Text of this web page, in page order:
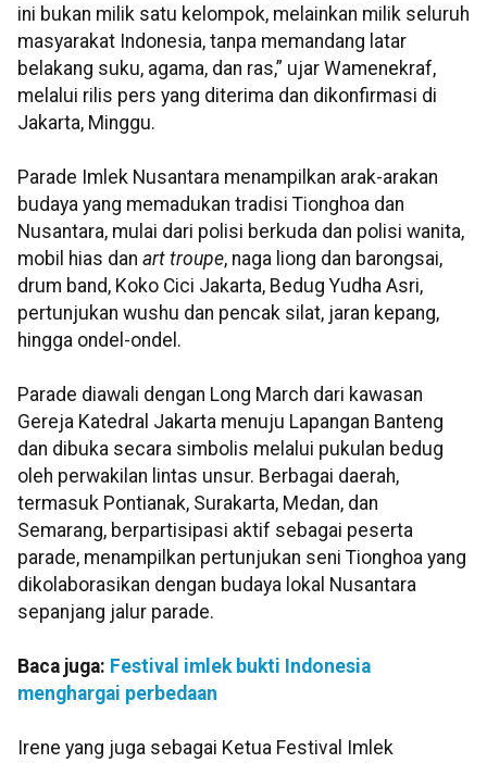
ini bukan milik satu kelompok, melainkan milik seluruh
masyarakat Indonesia, tanpa memandang latar
belakang suku, agama, dan ras,” ujar Wamenekraf,
melalui rilis pers yang diterima dan dikonfirmasi di
Jakarta, Minggu.
Parade Imlek Nusantara menampilkan arak-arakan
budaya yang memadukan tradisi Tionghoa dan
Nusantara, mulai dari polisi berkuda dan polisi wanita,
mobil hias dan art troupe, naga liong dan barongsai,
drum band, Koko Cici Jakarta, Bedug Yudha Asri,
pertunjukan wushu dan pencak silat, jaran kepang,
hingga ondel-ondel.
Parade diawali dengan Long March dari kawasan
Gereja Katedral Jakarta menuju Lapangan Banteng
dan dibuka secara simbolis melalui pukulan bedug
oleh perwakilan lintas unsur. Berbagai daerah,
termasuk Pontianak, Surakarta, Medan, dan
Semarang, berpartisipasi aktif sebagai peserta
parade, menampilkan pertunjukan seni Tionghoa yang
dikolaborasikan dengan budaya lokal Nusantara
sepanjang jalur parade.
Baca juga: Festival imlek bukti Indonesia
menghargai perbedaan
Irene yang juga sebagai Ketua Festival Imlek